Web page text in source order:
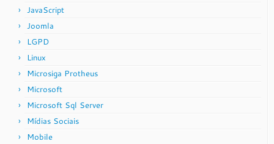
JavaScript
Joomla
LGPD
Linux
Microsiga Protheus
Microsoft
Microsoft Sql Server
Mídias Sociais
Mobile